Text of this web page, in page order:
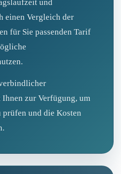
und
einen Vergleich der
für Sie passenden Tarif
zur Verfügung, um
und die Kosten